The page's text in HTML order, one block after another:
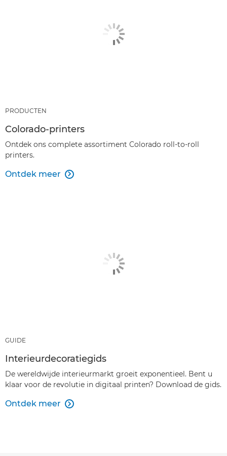
PRODUCTEN
Colorado-printers
Ontdek ons complete assortiment Colorado roll-to-roll
printers.
Ontdek meer 
GUIDE
Interieurdecoratiegids
De wereldwijde interieurmarkt groeit exponentieel. Bent u
klaar voor de revolutie in digitaal printen? Download de gids.
Ontdek meer 